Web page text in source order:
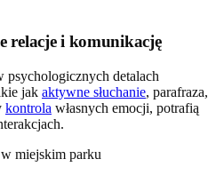
relacje i komunikację
detalach
jak aktywne słuchanie, parafraza,
kontrola własnych emocji, potrafią